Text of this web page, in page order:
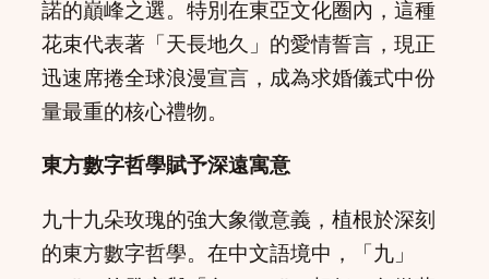
諾的巔峰之選。特別在東亞文化圈內，這種
花束代表著「天長地久」的愛情誓言，現正
迅速席捲全球浪漫宣言，成為求婚儀式中份
量最重的核心禮物。
東方數字哲學賦予深遠寓意
九十九朵玫瑰的強大象徵意義，植根於深刻
的東方數字哲學。在中文語境中，「九」